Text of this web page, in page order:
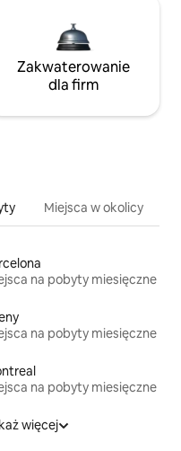
Zakwaterowanie
dla firm
Miejsca w okolicy
na pobyty miesięczne
na pobyty miesięczne
na pobyty miesięczne
więcej